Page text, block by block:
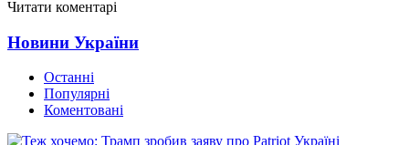
Читати коментарі
Новини України
Останні
Популярні
Коментовані